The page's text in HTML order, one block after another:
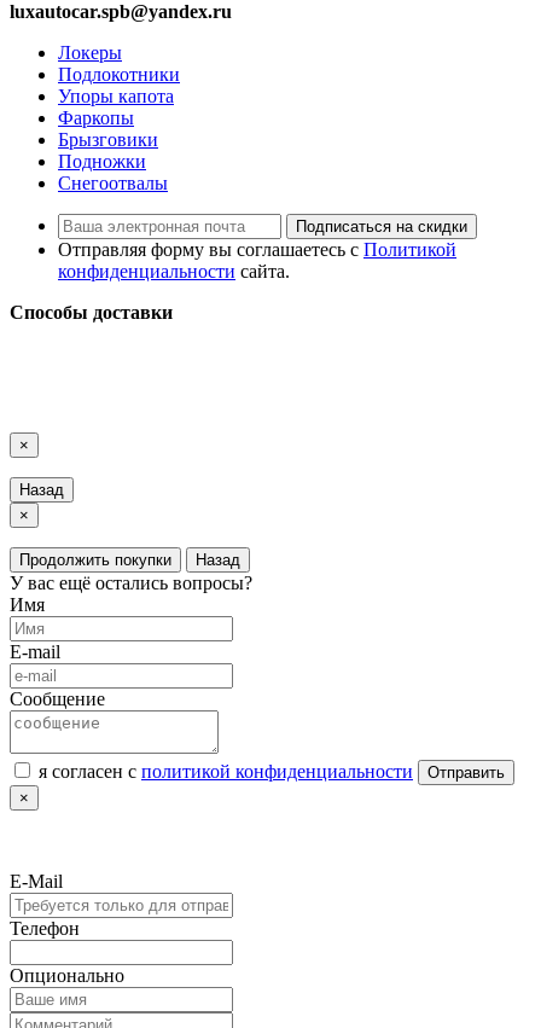
luxautocar.spb@yandex.ru
Локеры
Подлокотники
Упоры капота
Фаркопы
Брызговики
Подножки
Снегоотвалы
Подписаться на скидки
Отправляя форму вы соглашаетесь с Политикой
конфиденциальности сайта.
Способы доставки
×
Назад
×
Продолжить покупки Назад
У вас ещё остались вопросы?
Имя
E-mail
Сообщение
я согласен с политикой конфиденциальности
Отправить
×
E-Mail
Телефон
Опционально